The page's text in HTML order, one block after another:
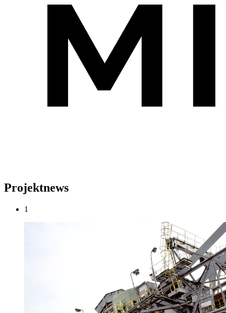
Projektnews
1